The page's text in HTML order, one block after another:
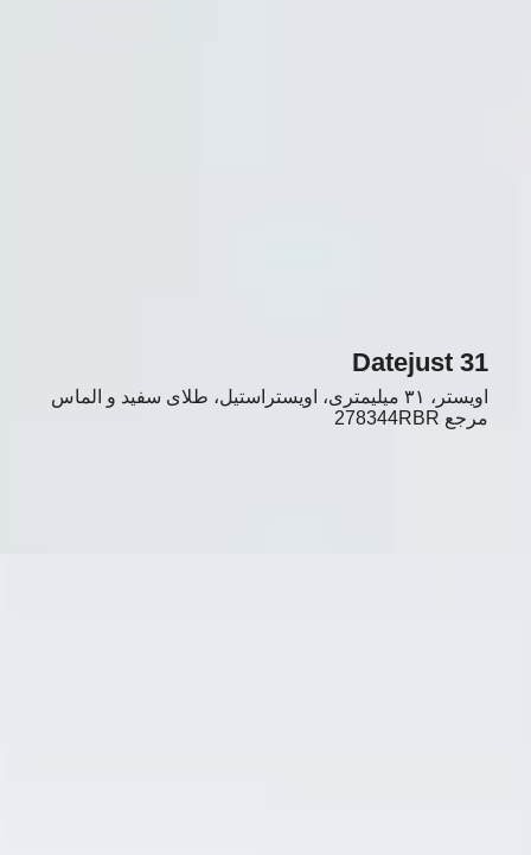
Datejust 31
اویستر، ۳۱ میلیمتری، اویستراستیل، طلای سفید و الماس
مرجع 278344RBR